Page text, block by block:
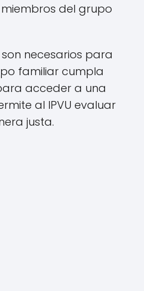
del grupo
necesarios para
familiar cumpla
acceder a una
al IPVU evaluar
justa.